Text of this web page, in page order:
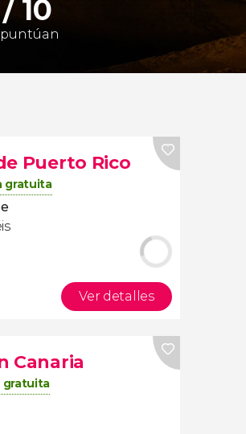
10
puntúan
Puerto Rico
gratuita
Ver detalles
Canaria
gratuita